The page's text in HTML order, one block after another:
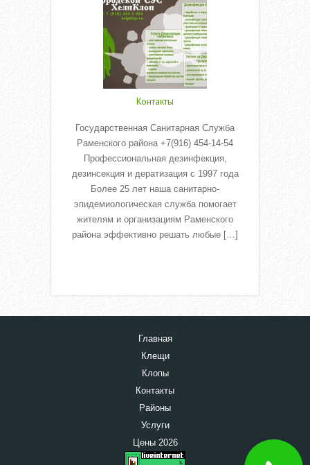
Контакты
Государственная Санитарная Служба
Раменского района +7(916) 454-14-54
Профессиональная дезинфекция,
дезинсекция и дератизация с 1997 года
Более 25 лет наша санитарно-
эпидемиологическая служба помогает
жителям и организациям Раменского
района эффективно решать любые […]
Главная
Клещи
Клопы
Контакты
Районы
Услуги
Цены 2026